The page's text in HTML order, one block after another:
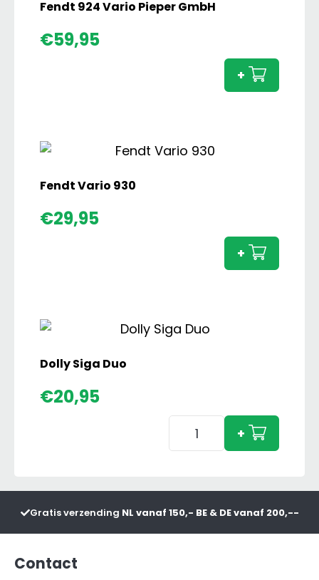
Fendt 924 Vario Pieper GmbH
€59,95
Pieper
+
Fendt Vario 930
€29,95
aantal
+
Dolly Siga Duo
€20,95
Dolly
+
Gratis verzending NL vanaf 150,- BE & DE vanaf 200,--
Contact